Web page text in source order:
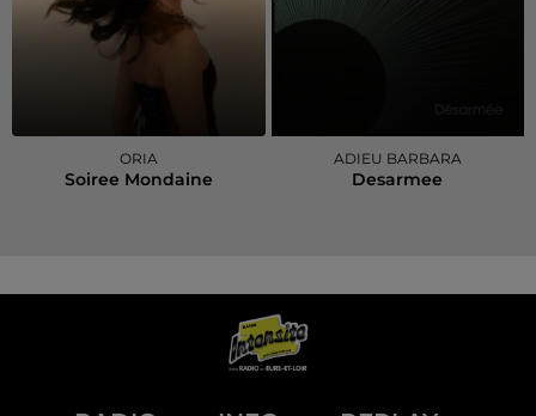
ORIA
Soiree Mondaine
ADIEU BARBARA
Desarmee